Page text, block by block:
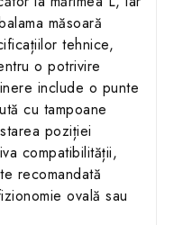
măsoară
tehnice,
o potrivire
include o punte
cu tampoane
poziției
compatibilității,
recomandată
ovală sau